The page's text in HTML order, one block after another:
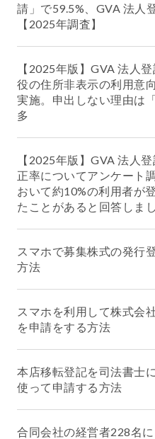
請」で59.5%、GVA 法人
【2025年調査】
【2025年版】GVA 法人
役の住所非表示の利用意
実施。申出しない理由は
多
【2025年版】GVA 法人
正率についてアンケート
おいて約10%の利用者が
たことがあると回答しま
スマホで募集株式の発行
方法
スマホを利用して株式会
を申請をする方法
本店移転登記を司法書士
使って申請する方法
合同会社の経営者228名